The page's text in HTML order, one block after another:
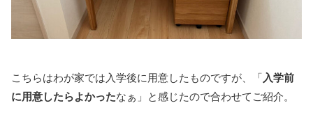
こちらはわが家では入学後に用意したものですが、「 入学前
に用意したらよかったなぁ」と感じたので合わせてご紹介。